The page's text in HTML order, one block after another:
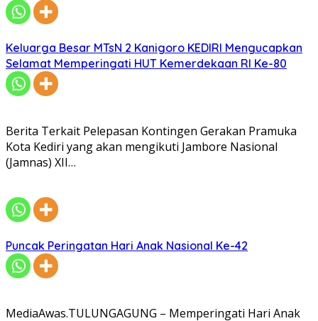
Keluarga Besar MTsN 2 Kanigoro KEDIRI Mengucapkan
Selamat Memperingati HUT Kemerdekaan RI Ke-80
Berita Terkait Pelepasan Kontingen Gerakan Pramuka
Kota Kediri yang akan mengikuti Jambore Nasional
(Jamnas) XII…
Puncak Peringatan Hari Anak Nasional Ke-42
MediaAwas.TULUNGAGUNG – Memperingati Hari Anak